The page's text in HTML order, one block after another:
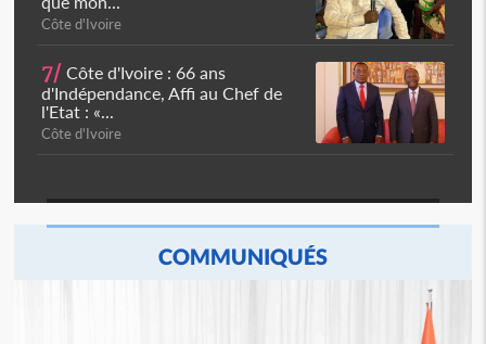
Côte d'Ivoire
7/ Côte d'Ivoire : 66 ans
d'Indépendance, Affi au Chef de
l'Etat : «...
Côte d'Ivoire
COMMUNIQUÉS